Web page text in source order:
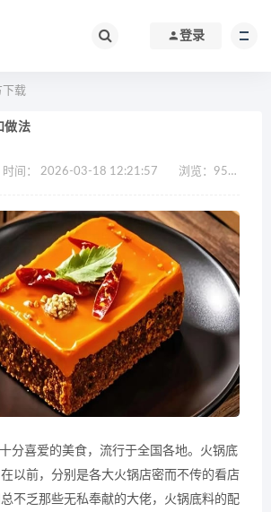
登录
下载
做法
时间： 2026-03-18 12:21:57 浏览： 952
分喜爱的美食，流行于全国各地。火锅底
以前，分别是各大火锅店密而不传的看店
不乏那些无私奉献的大佬，火锅底料的配